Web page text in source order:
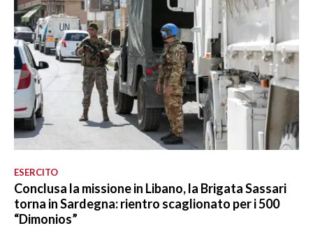
ESERCITO
Conclusa la missione in Libano, la Brigata Sassari
torna in Sardegna: rientro scaglionato per i 500
“Dimonios”